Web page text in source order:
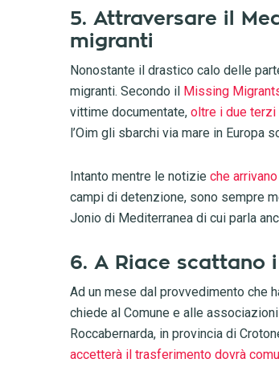
5. Attraversare il
migranti
Nonostante il drastico calo delle
migranti. Secondo il Missing
vittime documentate, oltre i due terzi
l’Oim gli sbarchi via mare in Europa
Intanto mentre le notizie che
campi di detenzione, sono sempre
Jonio di Mediterranea di cui parla
6. A Riace scattano
Ad un mese dal provvedimento che
chiede al Comune e alle
Roccabernarda, in provincia di
accetterà il trasferimento dovrà